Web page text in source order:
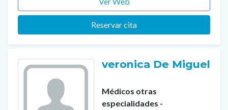
Reservar cita
veronica De Miguel
Médicos otras
especialidades -